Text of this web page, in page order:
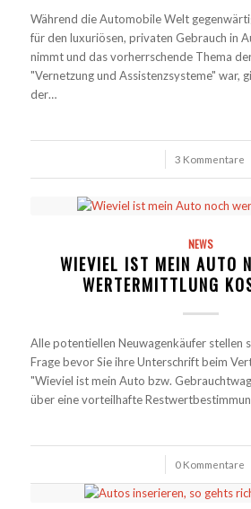
Während die Automobile Welt
für den luxuriösen, privaten Gebrauch in
nimmt und das vorherrschende Thema
"Vernetzung und Assistenzsysteme" war,
der…
3 Kommentare
NEWS
WIEVIEL IST MEIN AUTO
WERTERMITTLUNG
Alle potentiellen Neuwagenkäufer stellen
Frage bevor Sie ihre Unterschrift beim
"Wieviel ist mein Auto bzw.
über eine vorteilhafte
0 Kommentare